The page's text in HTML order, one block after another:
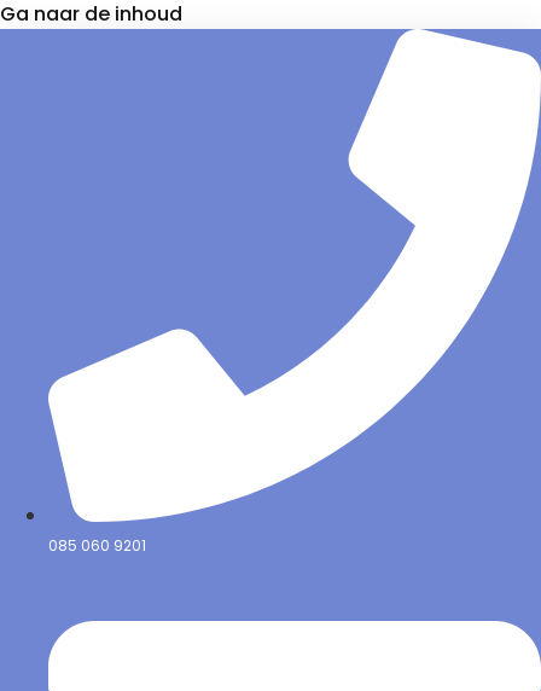
Ga naar de inhoud
085 060 9201